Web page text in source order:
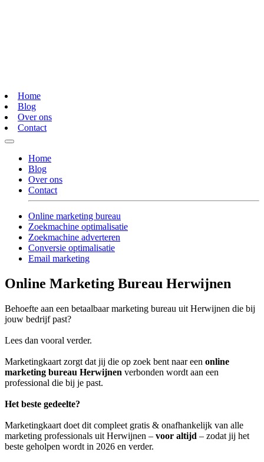
Home
Blog
Over ons
Contact
Home
Blog
Over ons
Contact
Online marketing bureau
Zoekmachine optimalisatie
Zoekmachine adverteren
Conversie optimalisatie
Email marketing
Online Marketing Bureau Herwijnen
Behoefte aan een betaalbaar marketing bureau uit Herwijnen die bij
jouw bedrijf past?
Lees dan vooral verder.
Marketingkaart zorgt dat jij die op zoek bent naar een online
marketing bureau Herwijnen verbonden wordt aan een
professional die bij je past.
Het beste gedeelte?
Marketingkaart doet dit compleet gratis & onafhankelijk van alle
marketing professionals uit Herwijnen – voor altijd – zodat jij het
beste geholpen wordt in 2026 en verder.